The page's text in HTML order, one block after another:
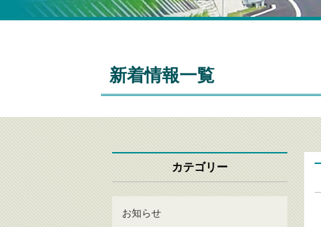
新着情報一覧
カテゴリー
お知らせ